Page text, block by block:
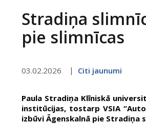
Stradiņa
pie slimnīcas
03.02.2026 Citi jaunumi
Paula Stradiņa Klīniskā
institūcijas, tostarp VSIA
izbūvi Āgenskalnā pie Stradiņa